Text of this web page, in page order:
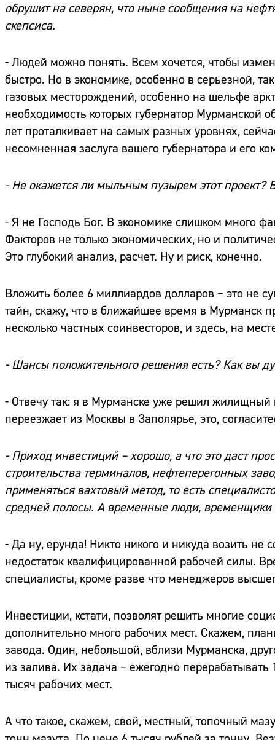
обрушит на северян, что ныне сообщения на
скепсиса.
- Людей можно понять. Всем хочется, чтобы
быстро. Но в экономике, особенно в серьезной,
газовых месторождений, особенно на шельфе
необходимость которых губернатор Мурманской
лет проталкивает на самых разных уровнях,
несомненная заслуга вашего губернатора и его
- Не окажется ли мыльным пузырем этот проект?
- Я не Господь Бог. В экономике слишком много
Факторов не только экономических, но и
Это глубокий анализ, расчет. Ну и риск, конечно.
Вложить более 6 миллиардов долларов – это не
тайн, скажу, что в ближайшее время в Мурманск
несколько частных соинвесторов, и здесь, на
- Шансы положительного решения есть? Как вы
- Отвечу так: я в Мурманске уже решил жилищный
переезжает из Москвы в Заполярье, это,
- Приход инвестиций – хорошо, а что это даст
строительства терминалов, нефтеперегонных
применяться вахтовый метод, то есть
средней полосы. А временные люди, временщики
- Да ну, ерунда! Никто никого и никуда возить не
недостаток квалифицированной рабочей силы.
специалисты, кроме разве что менеджеров
Инвестиции, кстати, позволят решить многие
дополнительно много рабочих мест. Скажем,
завода. Один, небольшой, вблизи Мурманска,
из залива. Их задача – ежегодно
тысяч рабочих мест.
А что такое, скажем, свой, местный, топочный